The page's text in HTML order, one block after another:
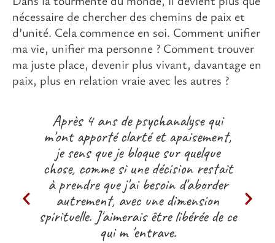
nécessaire de chercher des chemins de paix et
d’unité. Cela commence en soi. Comment unifier
ma vie, unifier ma personne ? Comment trouver
ma juste place, devenir plus vivant, davantage en
paix, plus en relation vraie avec les autres ?
Après 4 ans de psychanalyse qui
m'ont apporté clarté et apaisement,
je sens que je bloque sur quelque
chose, comme si une décision restait
à prendre que j'ai besoin d'aborder
autrement, avec une dimension
spirituelle. J'aimerais être libérée de ce
qui m 'entrave.